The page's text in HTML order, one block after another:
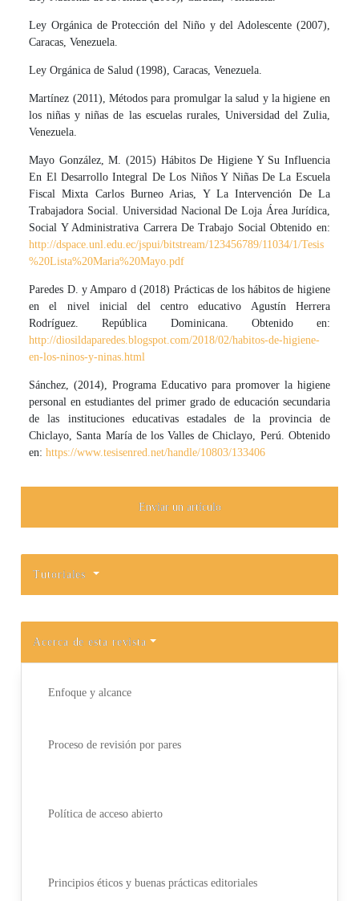
Ley Orgánica de Protección del Niño y del Adolescente (2007),
Caracas, Venezuela.
Ley Orgánica de Salud (1998), Caracas, Venezuela.
Martínez (2011), Métodos para promulgar la salud y la higiene en
los niñas y niñas de las escuelas rurales, Universidad del Zulia,
Venezuela.
Mayo González, M. (2015) Hábitos De Higiene Y Su Influencia
En El Desarrollo Integral De Los Niños Y Niñas De La Escuela
Fiscal Mixta Carlos Burneo Arias, Y La Intervención De La
Trabajadora Social. Universidad Nacional De Loja Área Jurídica,
Social Y Administrativa Carrera De Trabajo Social Obtenido en:
http://dspace.unl.edu.ec/jspui/bitstream/123456789/11034/1/Tesis
%20Lista%20Maria%20Mayo.pdf
Paredes D. y Amparo d (2018) Prácticas de los hábitos de higiene
en el nivel inicial del centro educativo Agustín Herrera
Rodríguez. República Dominicana. Obtenido en:
http://diosildaparedes.blogspot.com/2018/02/habitos-de-higiene-
en-los-ninos-y-ninas.html
Sánchez, (2014), Programa Educativo para promover la higiene
personal en estudiantes del primer grado de educación secundaria
de las instituciones educativas estadales de la provincia de
Chiclayo, Santa María de los Valles de Chiclayo, Perú. Obtenido
en:https://www.tesisenred.net/handle/10803/133406
Enviar un artículo
Tutoriales
Acerca de esta revista
Enfoque y alcance
Proceso de revisión por pares
Política de acceso abierto
Principios éticos y buenas prácticas editoriales